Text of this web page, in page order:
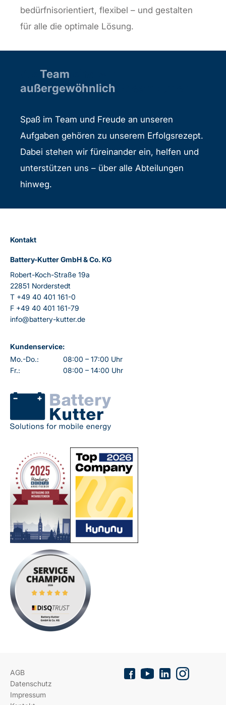
bedürfnisorientiert, flexibel – und gestalten
für alle die optimale Lösung.
Team
außergewöhnlich
Spaß im Team und Freude an unseren
Aufgaben gehören zu unserem Erfolgsrezept.
Dabei stehen wir füreinander ein, helfen und
unterstützen uns – über alle Abteilungen
hinweg.
Kontakt
Battery-Kutter GmbH & Co. KG
Robert-Koch-Straße 19a
22851 Norderstedt
T +49 40 401 161-0
F +49 40 401 161-79
info@battery-kutter.de
Kundenservice:
Mo.-Do.:
08:00 – 17:00 Uhr
Fr.:
08:00 – 14:00 Uhr
AGB
Datenschutz
Impressum